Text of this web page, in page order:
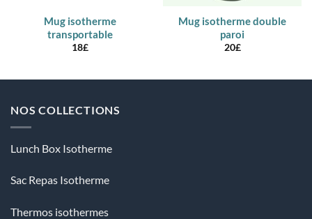
Mug isotherme
transportable
18£
Mug isotherme double
paroi
20£
NOS COLLECTIONS
Lunch Box Isotherme
Sac Repas Isotherme
Thermos isothermes